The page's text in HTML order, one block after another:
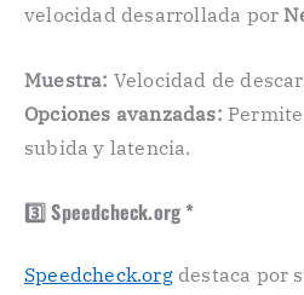
velocidad desarrollada por
Muestra: Velocidad de
Opciones avanzadas:
subida y latencia.
3️⃣ Speedcheck.org ️*
Speedcheck.orgdestaca por